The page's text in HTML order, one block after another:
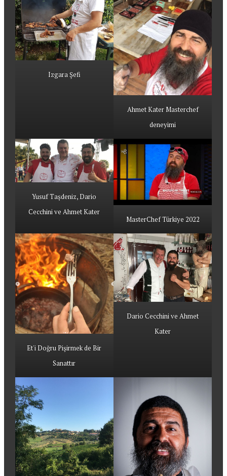
Izgara Şefi
Ahmet Kater Masterchef
deneyimi
Yusuf Taşdeniz, Dario
Cecchini ve Ahmet Kater
MasterChef Türkiye 2022
Et'i Doğru Pişirmek de Bir
Sanattır
Dario Cecchini ve Ahmet
Kater